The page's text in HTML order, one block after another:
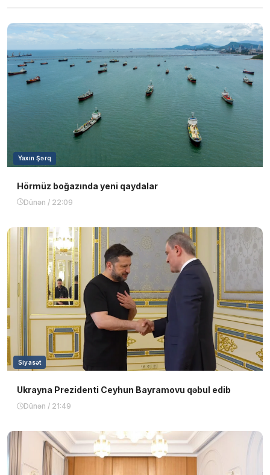
Yaxın Şərq
Hörmüz boğazında yeni qaydalar
Dünən / 22:09
Siyasət
Ukrayna Prezidenti Ceyhun Bayramovu qəbul edib
Dünən / 21:49